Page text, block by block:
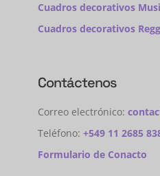
Cuadros decorativos
Cuadros decorativos
Contáctenos
Correo electrónico:
Teléfono: +549 11 2685
Formulario de Conacto